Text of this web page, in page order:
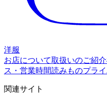
洋服
お店について取扱いのご紹介
ス・営業時間読みものプラ
関連サイト